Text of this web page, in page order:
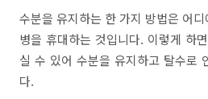
수분을 유지하는 한 가지 방법은 어
병을 휴대하는 것입니다. 이렇게 하
실 수 있어 수분을 유지하고 탈수로
다.